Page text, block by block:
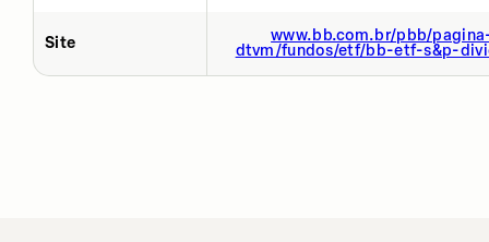
Site
www.bb.com.br/pbb/
dtvm/fundos/etf/bb-etf-s&p-